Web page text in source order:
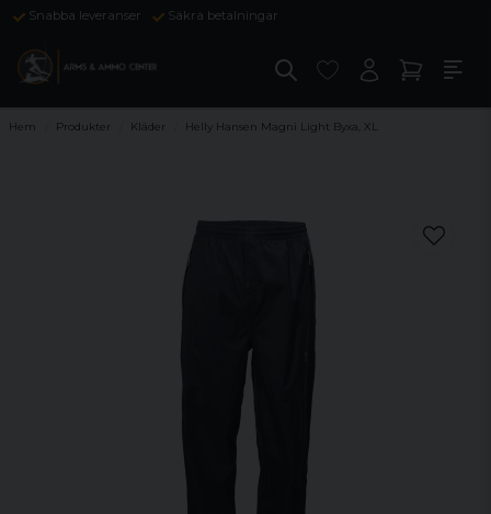
Snabba leveranser Säkra betalningar
Hem Produkter Kläder Helly Hansen Magni Light Byxa, XL